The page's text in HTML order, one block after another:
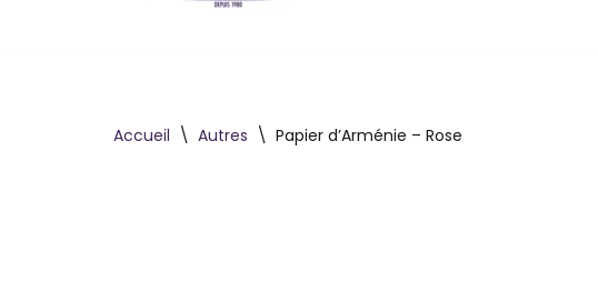
Accueil \ Autres \ Papier d’Arménie – Rose